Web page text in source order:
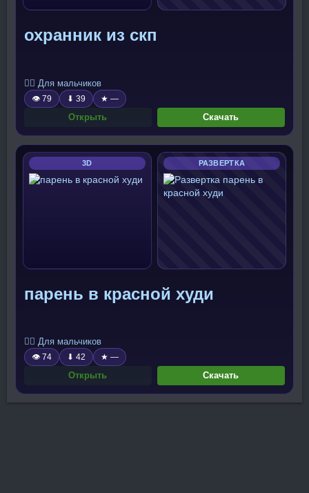
охранник из скп
🧍‍♂️ Для мальчиков
👁 79 ⬇ 39 ★ —
Открыть Скачать
3D РАЗВЕРТКА
парень в красной худи
🧍‍♂️ Для мальчиков
👁 74 ⬇ 42 ★ —
Открыть Скачать